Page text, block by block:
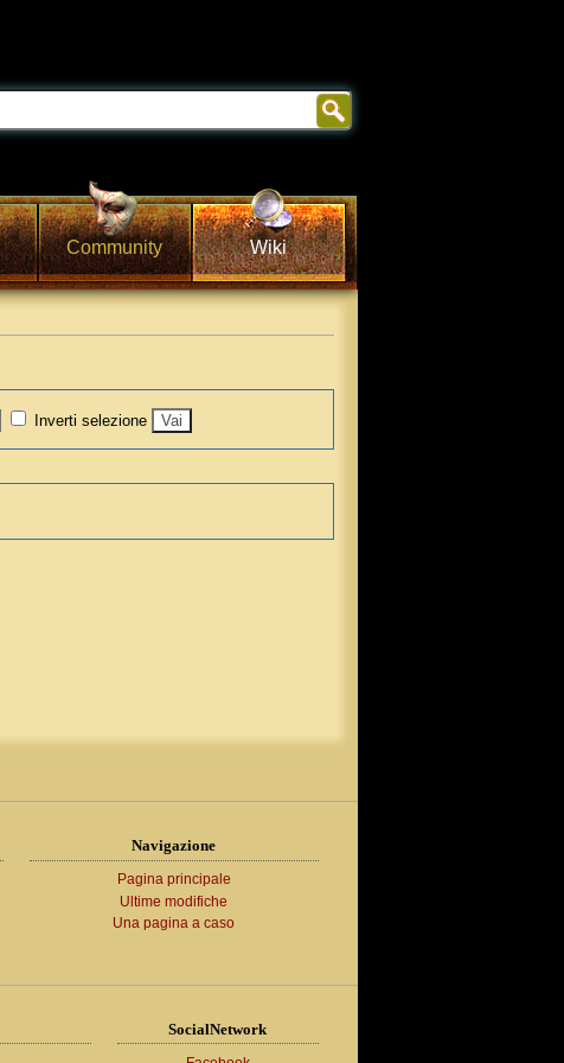
Community Wiki
Inverti selezione
Navigazione
Pagina principale
Ultime modifiche
Una pagina a caso
SocialNetwork